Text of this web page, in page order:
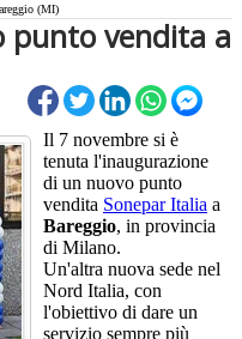
(MI)
punto vendita a
Il 7 novembre si è
tenuta l'inaugurazione
di un nuovo punto
vendita Sonepar Italia a
Bareggio, in provincia
di Milano.
Un'altra nuova sede nel
Nord Italia, con
l'obiettivo di dare un
servizio sempre più